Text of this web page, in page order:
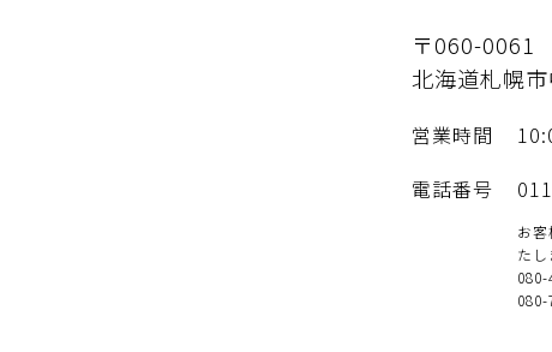
〒060-0061
北海道札幌
営業時間
電話番号
お
たし